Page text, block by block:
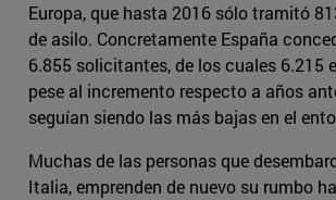
Europa, que hasta 2016 sólo tramitó
de asilo. Concretamente España
6.855 solicitantes, de los cuales 6.215
pese al incremento respecto a años
seguían siendo las más bajas en el
Muchas de las personas que
Italia, emprenden de nuevo su rumbo